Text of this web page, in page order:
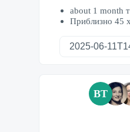
about 1 month
Приблизно 45
BT